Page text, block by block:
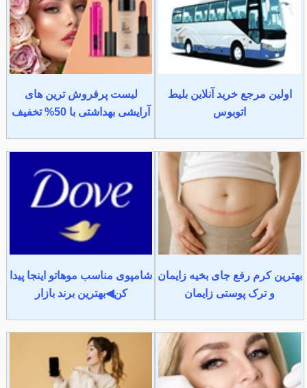
اولین مرجع خرید آنلاین بلیط
اتوبوس
لیست پرفروش ترین های
آرایشی بهداشتی با 50% تخفیف
بهترین کرم رفع جای بخیه زایمان
و ترک پوستی زایمان
شامپوی مناسب موهاتو اینجا پیدا
کن◀بهترین برند بازار